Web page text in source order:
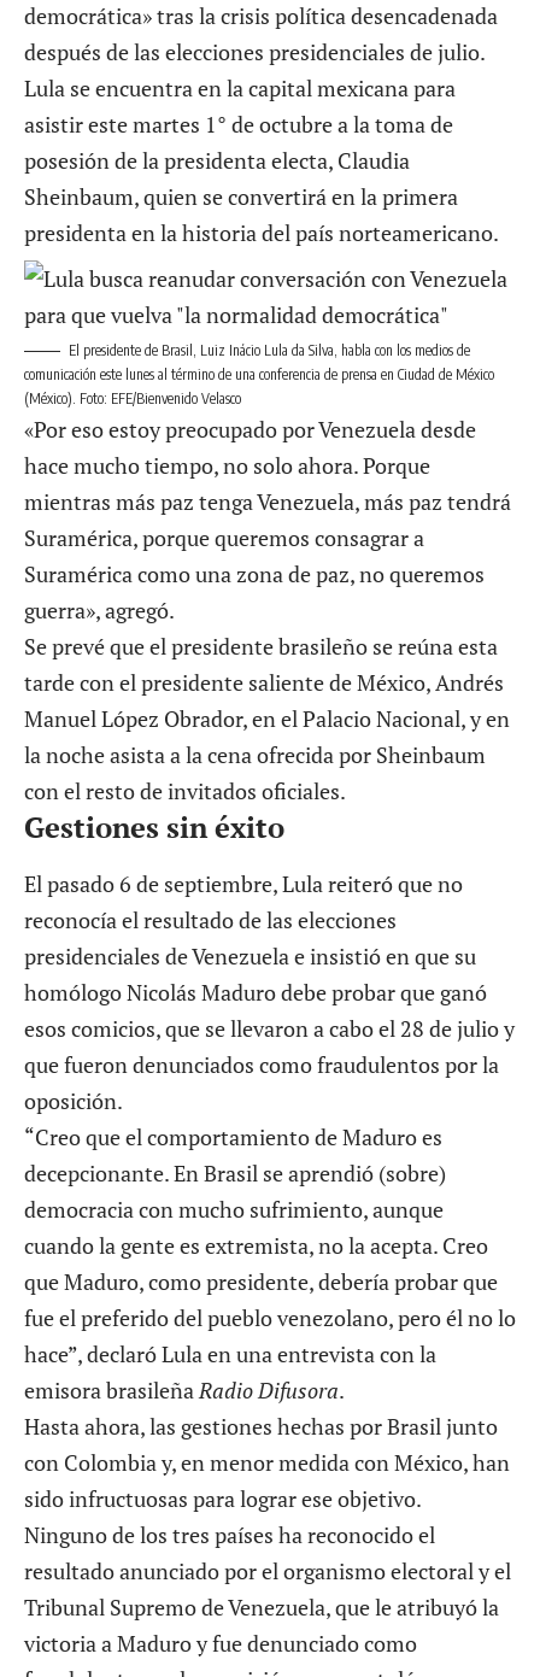
democrática» tras la crisis política desencadenada
después de las elecciones presidenciales de julio.
Lula se encuentra en la capital mexicana para
asistir este martes 1° de octubre a la toma de
posesión de la presidenta electa, Claudia
Sheinbaum, quien se convertirá en la primera
presidenta en la historia del país norteamericano.
El presidente de Brasil, Luiz Inácio Lula da Silva, habla con los medios de
comunicación este lunes al término de una conferencia de prensa en Ciudad de México
(México). Foto: EFE/Bienvenido Velasco
«Por eso estoy preocupado por Venezuela desde
hace mucho tiempo, no solo ahora. Porque
mientras más paz tenga Venezuela, más paz tendrá
Suramérica, porque queremos consagrar a
Suramérica como una zona de paz, no queremos
guerra», agregó.
Se prevé que el presidente brasileño se reúna esta
tarde con el presidente saliente de México, Andrés
Manuel López Obrador, en el Palacio Nacional, y en
la noche asista a la cena ofrecida por Sheinbaum
con el resto de invitados oficiales.
Gestiones sin éxito
El pasado 6 de septiembre, Lula reiteró que no
reconocía el resultado de las elecciones
presidenciales de Venezuelae insistió en que su
homólogo Nicolás Maduro debe probar que ganó
esos comicios, que se llevaron a cabo el 28 de julio y
que fueron denunciados como fraudulentos por la
oposición.
“Creo que el comportamiento de Maduro es
decepcionante. En Brasil se aprendió (sobre)
democracia con mucho sufrimiento, aunque
cuando la gente es extremista, no la acepta. Creo
que Maduro, como presidente, debería probar que
fue el preferido del pueblo venezolano, pero él no lo
hace”, declaró Lula en una entrevista con la
emisora brasileñaRadioDifusora.
Hasta ahora, las gestiones hechas por Brasil junto
con Colombia y, en menor medida con México, han
sido infructuosas para lograr ese objetivo.
Ninguno de los tres países ha reconocido el
resultado anunciado por el organismo electoral y el
Tribunal Supremo de Venezuela, que le atribuyó la
victoria a Maduro y fue denunciado como